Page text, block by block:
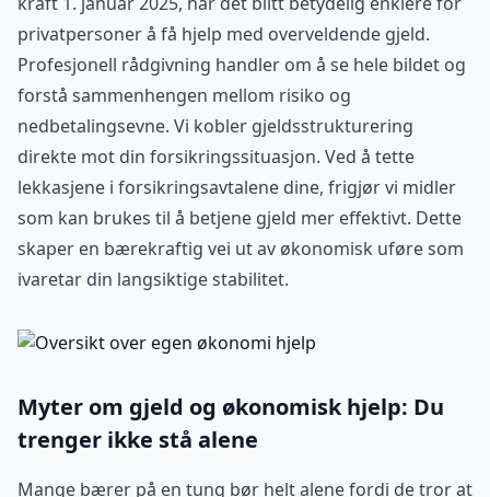
privatpersoner å få hjelp med overveldende gjeld.
Profesjonell rådgivning handler om å se hele bildet og
forstå sammenhengen mellom risiko og
nedbetalingsevne. Vi kobler gjeldsstrukturering
direkte mot din forsikringssituasjon. Ved å tette
lekkasjene i forsikringsavtalene dine, frigjør vi midler
som kan brukes til å betjene gjeld mer effektivt. Dette
skaper en bærekraftig vei ut av økonomisk uføre som
ivaretar din langsiktige stabilitet.
Myter om gjeld og økonomisk hjelp: Du
trenger ikke stå alene
Mange bærer på en tung bør helt alene fordi de tror at